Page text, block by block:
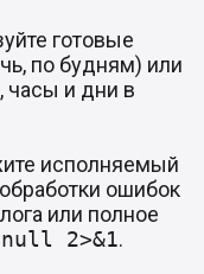
готовые
по будням) или
часы и дни в
исполняемый
ошибок
или полное
2>&1.